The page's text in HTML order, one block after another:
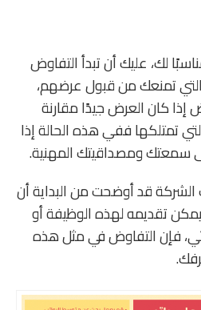
لك، عليك أن تبدأ التفاوض
تمنعك من قبول عرضهم،
إذا كان العرض جيدًا مقارنة
تمتلكها ففي هذه الحالة إذا
سمعتك ومصداقيتك المهنية.
الشركة قد أوضحت من البداية أن
تقديمه لهذه الوظيفة أو
فإن التفاوض في مثل هذه